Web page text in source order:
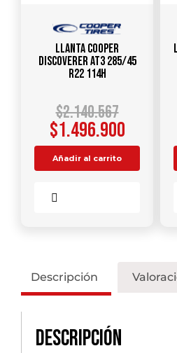
Llanta COOPER
DISCOVERER AT3 285/45
R22 114H
$2.140.567
$1.496.900
Añadir al carrito
Descripción
Descripción